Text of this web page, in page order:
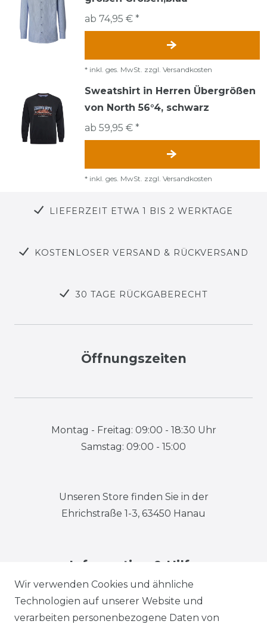
ab 74,95 € *
* inkl. ges. MwSt. zzgl. Versandkosten
Sweatshirt in Herren Übergrößen
von North 56°4, schwarz
ab 59,95 € *
* inkl. ges. MwSt. zzgl. Versandkosten
Wir verwenden Cookies und ähnliche
Technologien auf unserer Website und
verarbeiten personenbezogene Daten von
LIEFERZEIT ETWA 1 BIS 2 WERKTAGE
KOSTENLOSER VERSAND & RÜCKVERSAND
30 TAGE RÜCKGABERECHT
Öffnungszeiten
Montag - Freitag: 09:00 - 18:30 Uhr
Samstag: 09:00 - 15:00
Unseren Store finden Sie in der
Ehrichstraße 1-3, 63450 Hanau
Information & Hilfe